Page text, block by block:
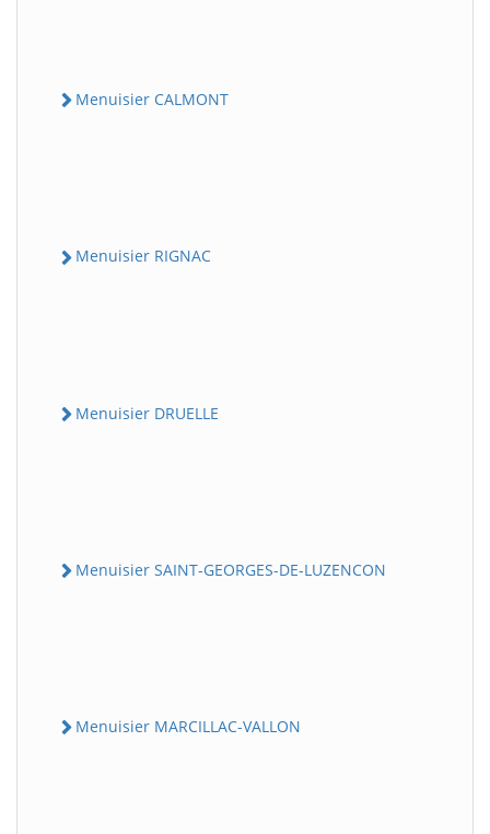
Menuisier CALMONT
Menuisier RIGNAC
Menuisier DRUELLE
Menuisier SAINT-GEORGES-DE-LUZENCON
Menuisier MARCILLAC-VALLON